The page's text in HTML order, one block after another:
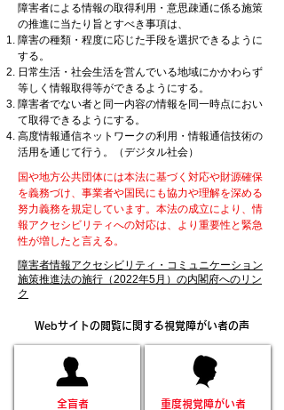
障害者による情報の取得利用・意思疎通に係る施策
の推進に当たり旨とすべき事項は、
障害の種類・程度に応じた手段を選択できるように
する。
日常生活・社会生活を営んでいる地域にかかわらず
等しく情報取得等ができるようにする。
障害者でない者と同一内容の情報を同一時点におい
て取得できるようにする。
高度情報通信ネットワークの利用・情報通信技術の
活用を通じて行う。（デジタル社会）
国や地方公共団体には本法に基づく対応や財源確保
を義務づけ、事業者や国民にも協力や理解を深める
努力義務を規定しています。本法の成立により、情
報アクセシビリティへの対応は、より重要性と緊急
性が増したと言える。
障害者情報アクセシビリティ・コミュニケーション
施策推進法の施行（2022年5月）の内閣府へのリン
ク
Webサイトの閲覧に関する視覚障がい者の声
全盲者
重度視覚障がい者